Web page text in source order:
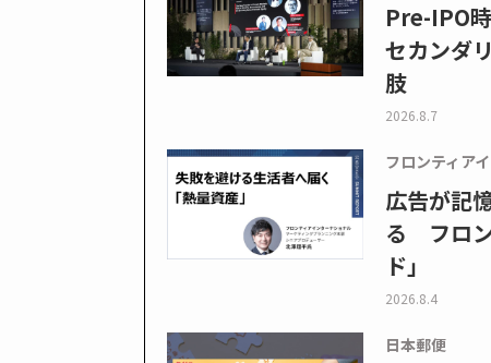
Pre-IPO
セカンダ
肢
2026.8.7
フロンティア
広告が記
る フロン
ド」
2026.8.4
日本郵便